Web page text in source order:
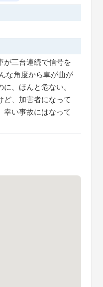
が三台連続で信号を
な角度から車が曲が
、ほんと危ない。
ど、加害者になって
幸い事故にはなって